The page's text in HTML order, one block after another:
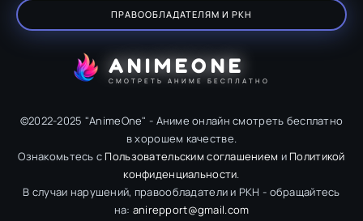
ПРАВООБЛАДАТЕЛЯМ И РКН
ANIMEONE
СМОТРЕТЬ АНИМЕ БЕСПЛАТНО
©2022-2025 "AnimeOne" - Аниме онлайн смотреть бесплатно
в хорошем качестве.
Ознакомьтесь с Пользовательским соглашением и Политикой
конфиденциальности.
В случаи нарушений, правообладатели и РКН - обращайтесь
на: anirepport@gmail.com